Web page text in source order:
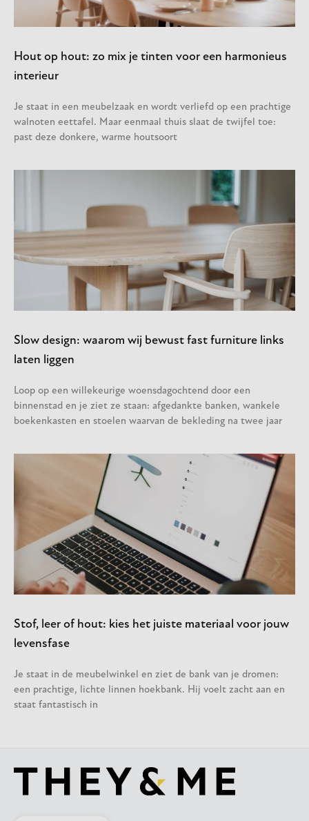
Hout op hout: zo mix je tinten voor een harmonieus
interieur
Je staat in een meubelzaak en wordt verliefd op een prachtige
walnoten eettafel. Maar eenmaal thuis slaat de twijfel toe:
past deze donkere, warme houtsoort
Slow design: waarom wij bewust fast furniture links
laten liggen
Loop op een willekeurige woensdagochtend door een
binnenstad en je ziet ze staan: afgedankte banken, wankele
boekenkasten en stoelen waarvan de bekleding na twee jaar
Stof, leer of hout: kies het juiste materiaal voor jouw
levensfase
Je staat in de meubelwinkel en ziet de bank van je dromen:
een prachtige, lichte linnen hoekbank. Hij voelt zacht aan en
staat fantastisch in